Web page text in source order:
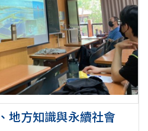
地方知識與永續社會